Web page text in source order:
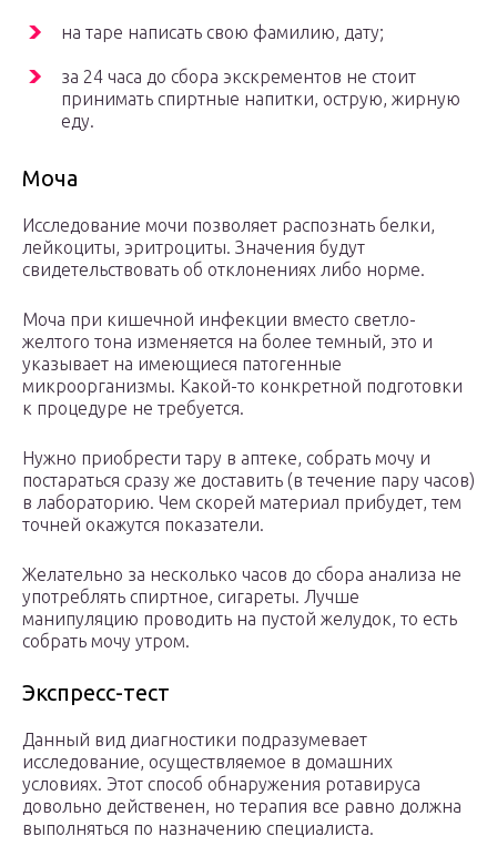
на таре написать свою фамилию, дату;
за 24 часа до сбора экскрементов не стоит
принимать спиртные напитки, острую, жирную
еду.
Моча
Исследование мочи позволяет распознать белки,
лейкоциты, эритроциты. Значения будут
свидетельствовать об отклонениях либо норме.
Моча при кишечной инфекции вместо светло-
желтого тона изменяется на более темный, это и
указывает на имеющиеся патогенные
микроорганизмы. Какой-то конкретной подготовки
к процедуре не требуется.
Нужно приобрести тару в аптеке, собрать мочу и
постараться сразу же доставить (в течение пару часов)
в лабораторию. Чем скорей материал прибудет, тем
точней окажутся показатели.
Желательно за несколько часов до сбора анализа не
употреблять спиртное, сигареты. Лучше
манипуляцию проводить на пустой желудок, то есть
собрать мочу утром.
Экспресс-тест
Данный вид диагностики подразумевает
исследование, осуществляемое в домашних
условиях. Этот способ обнаружения ротавируса
довольно действенен, но терапия все равно должна
выполняться по назначению специалиста.